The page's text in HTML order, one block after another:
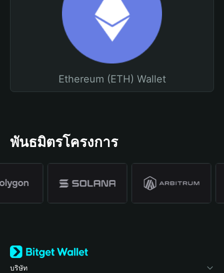
Ethereum (ETH) Wallet
พันธมิตรโครงการ
บริษัท